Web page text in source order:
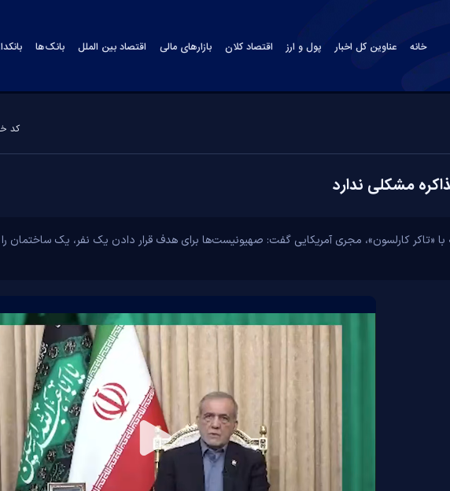
خانه عناوین کل اخبار پول و ارز اقتصاد کلان بازارهای مالی اقتصاد بین الملل بانک‌ها
کد خبر :
مشکلی ندارد
کارلسون»، مجری آمریکایی گفت: صهیونیست‌ها برای هدف قرار دادن یک نفر، یک ساختمان را بر
Play